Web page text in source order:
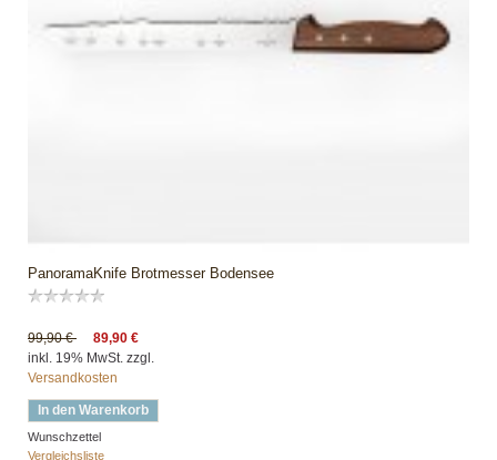
PanoramaKnife Brotmesser Bodensee
99,90 €
89,90 €
inkl. 19% MwSt. zzgl.
Versandkosten
In den Warenkorb
Wunschzettel
Vergleichsliste